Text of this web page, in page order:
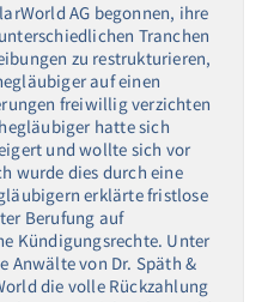
AG begonnen, ihre
Tranchen
zu restrukturieren,
auf einen
freiwillig verzichten
hatte sich
und wollte sich vor
wurde dies durch eine
erklärte fristlose
Berufung auf
Kündigungsrechte. Unter
Anwälte von Dr. Späth &
die volle Rückzahlung